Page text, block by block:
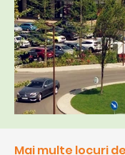
Mai multe locuri